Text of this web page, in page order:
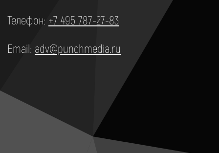
Телефон: +7 495 787-27-83
Email: adv@punchmedia.ru